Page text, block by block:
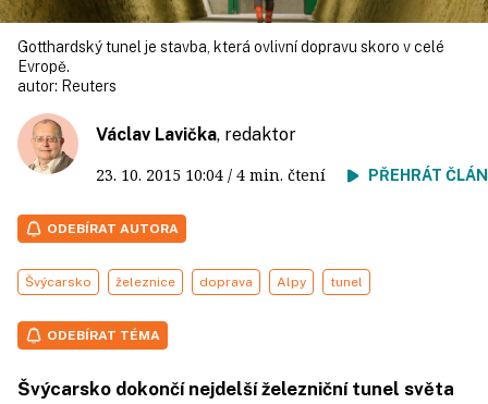
Gotthardský tunel je stavba, která ovlivní dopravu skoro v celé
Evropě.
autor: Reuters
Václav Lavička, redaktor
23. 10. 2015 10:04 / 4 min. čtení PŘEHRÁT
ODEBÍRAT AUTORA
Švýcarsko železnice doprava Alpy tunel
ODEBÍRAT TÉMA
Švýcarsko dokončí nejdelší železniční tunel světa